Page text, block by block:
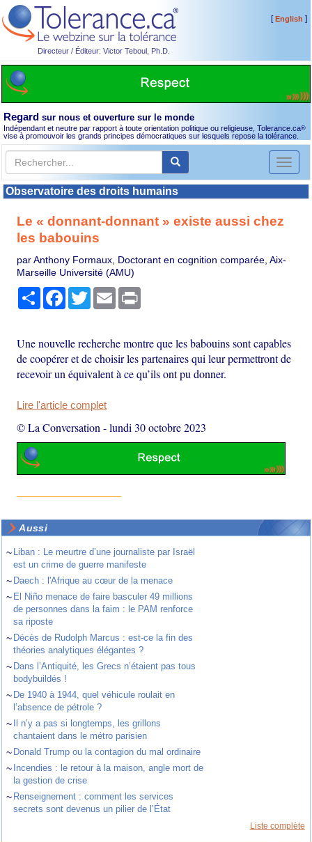
Directeur / Éditeur: Victor Teboul, Ph.D.
[English ]
Regard sur nous et ouverture sur le monde
Indépendant et neutre par rapport à toute orientation politique ou religieuse, Tolerance.ca®
vise à promouvoir les grands principes démocratiques sur lesquels repose la tolérance.
Toggle
Observatoire des droits humains
Le « donnant-donnant » existe aussi chez
les babouins
par Anthony Formaux, Doctorant en cognition comparée, Aix-
Marseille Université (AMU)
PartagerFacebook
TwitterEmail
Une nouvelle recherche montre que les babouins sont capables
de coopérer et de choisir les partenaires qui leur permettront de
recevoir un équivalent à ce qu’ils ont pu donner.
Lire l'article complet
© La Conversation -lundi 30 octobre 2023
Aussi
~ Liban : Le meurtre d’une journaliste par Israël
est un crime de guerre manifeste
~ Daech : l'Afrique au cœur de la menace
~ El Niño menace de faire basculer 49 millions
de personnes dans la faim : le PAM renforce
sa riposte
~ Décès de Rudolph Marcus : est-ce la fin des
théories analytiques élégantes ?
~ Dans l’Antiquité, les Grecs n’étaient pas tous
bodybuildés !
~ De 1940 à 1944, quel véhicule roulait en
l’absence de pétrole ?
~
Il n’y a pas si longtemps, les grillons
chantaient dans le métro parisien
~ Donald Trump ou la contagion du mal ordinaire
~ Incendies : le retour à la maison, angle mort de
la gestion de crise
~ Renseignement : comment les services
secrets sont devenus un pilier de l’État
Liste complète